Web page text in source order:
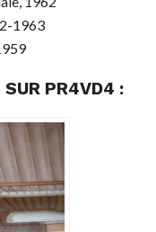
1963
PR4VD4 :